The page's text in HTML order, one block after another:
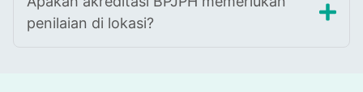
penilaian di lokasi?